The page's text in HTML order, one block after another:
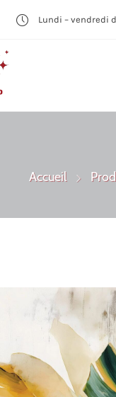
Lundi – vendredi
Accueil